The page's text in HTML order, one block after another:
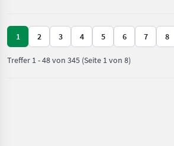
1 2 3 4 5 6 7 8
Treffer 1-48von 345 (Seite 1 von 8)